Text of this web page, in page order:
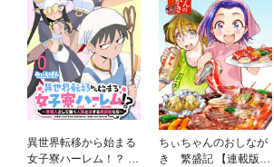
異世界転移から始まる
女子寮ハーレム！？ ～
ちぃちゃんのおしなが
き 繁盛記 【連載版】